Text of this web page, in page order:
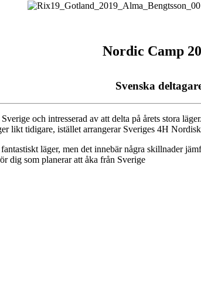
Nordic Camp
Svenska
och intresserad av att delta på årets stora
likt tidigare, istället arrangerar Sveriges 4H
läger, men det innebär några skillnader
dig som planerar att åka från Sverige